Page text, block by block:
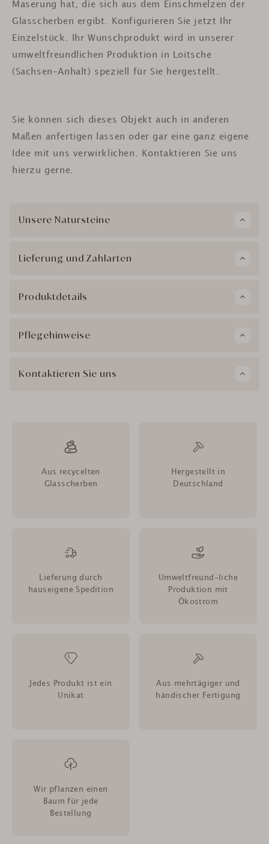
Maserung hat, die sich aus dem Einschmelzen der
Glasscherben ergibt. Konfigurieren Sie jetzt Ihr
Einzelstück. Ihr Wunschprodukt wird in unserer
umweltfreundlichen Produktion in Loitsche
(Sachsen-Anhalt) speziell für Sie hergestellt.
Sie können sich dieses Objekt auch in anderen
Maßen anfertigen lassen oder gar eine ganz eigene
Idee mit uns verwirklichen. Kontaktieren Sie uns
hierzu gerne.
Unsere Natursteine
Lieferung und Zahlarten
Produktdetails
Pflegehinweise
Kontaktieren Sie uns
Aus recycelten
Glasscherben
Hergestellt in
Deutschland
Lieferung durch
hauseigene Spedition
Umweltfreund-liche
Produktion mit
Ökostrom
Jedes Produkt ist ein
Unikat
Aus mehrtägiger und
händischer Fertigung
Wir pflanzen einen
Baum für jede
Bestellung